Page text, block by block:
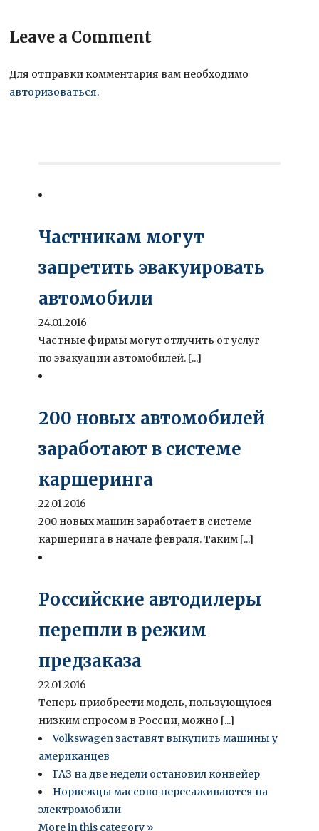
Leave a Comment
Для отправки комментария вам необходимо
авторизоваться.
Частникам могут
запретить эвакуировать
автомобили
24.01.2016
Частные фирмы могут отлучить от услуг
по эвакуации автомобилей. [...]
200 новых автомобилей
заработают в системе
каршеринга
22.01.2016
200 новых машин заработает в системе
каршеринга в начале февраля. Таким [...]
Российские автодилеры
перешли в режим
предзаказа
22.01.2016
Теперь приобрести модель, пользующуюся
низким спросом в России, можно [...]
Volkswagen заставят выкупить машины у
американцев
ГАЗ на две недели остановил конвейер
Норвежцы массово пересаживаются на
электромобили
More in this category »